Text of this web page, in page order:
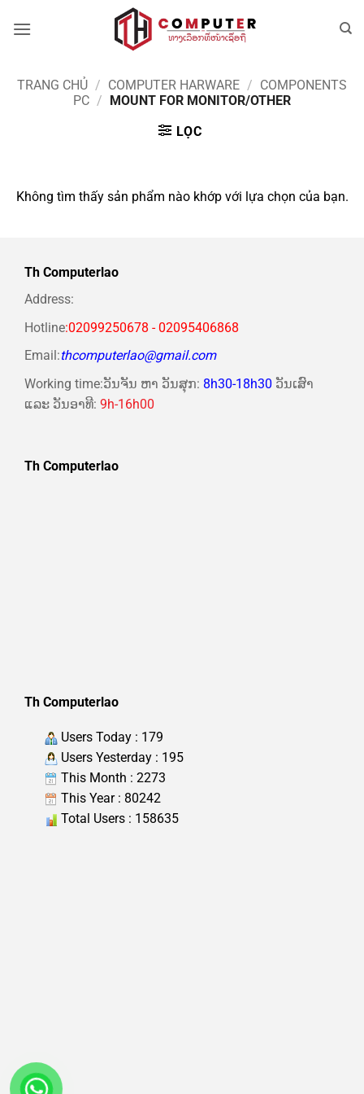
qua
TRANG CHỦ / COMPUTER HARWARE / COMPONENTS
PC / MOUNT FOR MONITOR/OTHER
LỌC
Không tìm thấy sản phẩm nào khớp với lựa chọn của bạn.
Th Computerlao
Address:
Hotline:02099250678 - 02095406868
Email:thcomputerlao@gmail.com
Working time:ວັນຈັນ ຫາ ວັນສຸກ: 8h30-18h30 ວັນເສົາ
ແລະ ວັນອາທີ: 9h-16h00
Th Computerlao
Th Computerlao
Users Today : 179
Users Yesterday : 195
This Month : 2273
This Year : 80242
Total Users : 158635